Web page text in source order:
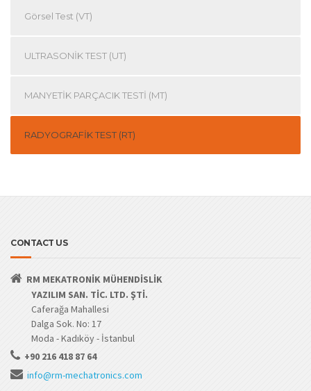
Görsel Test (VT)
ULTRASONİK TEST (UT)
MANYETİK PARÇACIK TESTİ (MT)
RADYOGRAFİK TEST (RT)
CONTACT US
RM MEKATRONİK MÜHENDİSLİK
YAZILIM SAN. TİC. LTD. ŞTİ.
Caferağa Mahallesi
Dalga Sok. No: 17
Moda - Kadıköy - İstanbul
+90 216 418 87 64
info@rm-mechatronics.com